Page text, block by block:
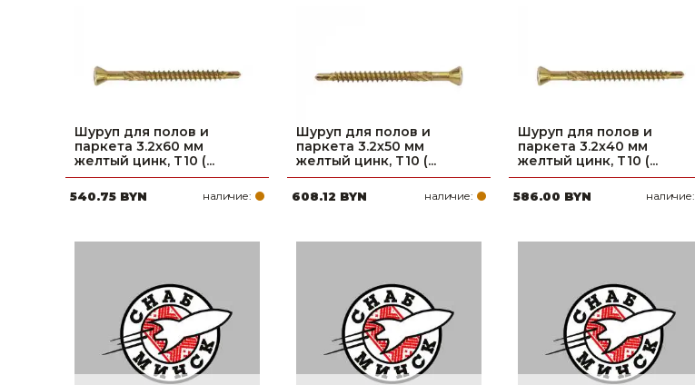
Сварочное оборудование и материалы
Хранение инструмента (ящики, сумки, пояса, тележки)
Хозтовары
Масла и смазки
Крепеж и фурнитура
Шуруп для полов и
паркета 3.2х60 мм
желтый цинк, T10 (...
540.75 BYN наличие:
Шуруп для полов и
паркета 3.2х50 мм
желтый цинк, T10 (...
608.12 BYN наличие:
Шуруп для полов и
паркета 3.2х40 мм
желтый цинк, T10 (...
586.00 BYN наличие: